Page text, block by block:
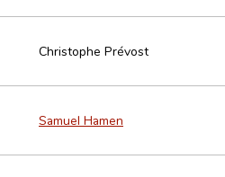
Christophe Prévost
Samuel Hamen